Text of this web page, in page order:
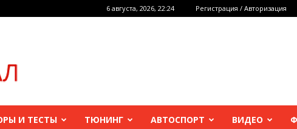
6 августа, 2026, 22:24 Регистрация / Авторизация
И ТЕСТЫ ТЮНИНГ АВТОСПОРТ ВИДЕО